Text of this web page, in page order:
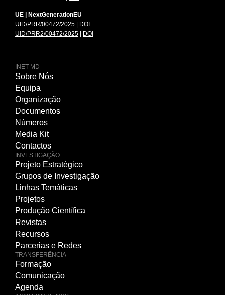
UE | NextGenerationEU
UID/PRR/00472/2025
DOI
UID/PRR2/00472/2025
DOI
INET-MD
Sobre Nós
Equipa
Organização
Documentos
Números
Media Kit
Contactos
INVESTIGAÇÃO
Projeto Estratégico
Grupos de Investigação
Linhas Temáticas
Projetos
Produção Científica
Revistas
Recursos
Parcerias e Redes
TRANSFERÊNCIA
Formação
Comunicação
Agenda